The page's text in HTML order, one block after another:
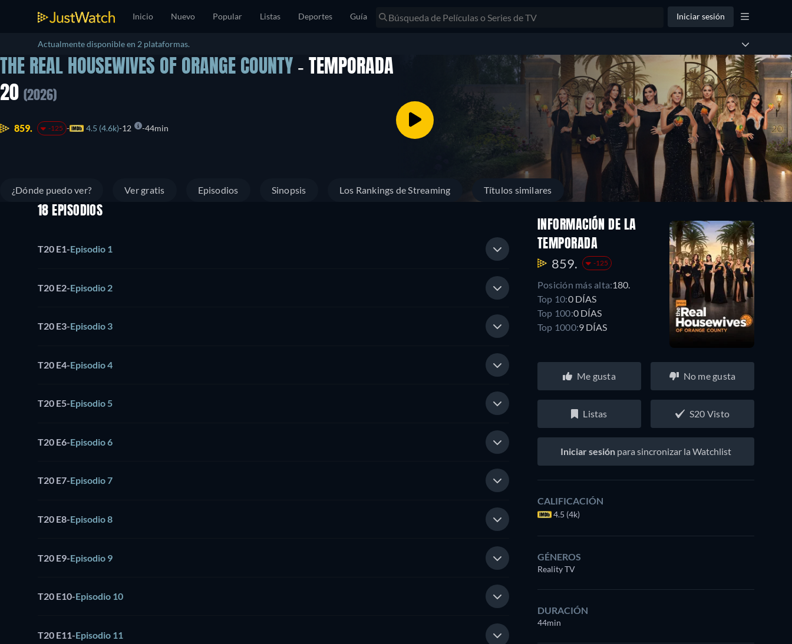
Inicio Nuevo Popular Listas Deportes Guía Iniciar sesión
Actualmente disponible en 2 plataformas.
THE REAL HOUSEWIVES OF ORANGE COUNTY - TEMPORADA
20 (2026)
859. -125 4.5 (4.6k) 12 44min
¿Dónde puedo ver? Ver gratis Episodios Sinopsis Los Rankings de Streaming Títulos similares
18 EPISODIOS
T20 E1-Episodio 1
T20 E2-Episodio 2
T20 E3-Episodio 3
T20 E4-Episodio 4
T20 E5-Episodio 5
T20 E6-Episodio 6
T20 E7-Episodio 7
T20 E8-Episodio 8
T20 E9-Episodio 9
T20 E10-Episodio 10
T20 E11-Episodio 11
INFORMACIÓN DE LA
TEMPORADA
859. -125
Posición más alta:180.
Top 10:0 DÍAS
Top 100:0 DÍAS
Top 1000:9 DÍAS
Me gusta No me gusta
Listas S20 Visto
Iniciar sesión para sincronizar la Watchlist
CALIFICACIÓN
4.5 (4k)
GÉNEROS
Reality TV
DURACIÓN
44min